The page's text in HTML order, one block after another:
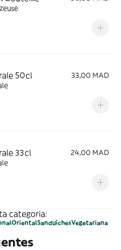
50cl
33,00 MAD
33cl
24,00 MAD
categoria:
OrientalSanduíchesVegetariana